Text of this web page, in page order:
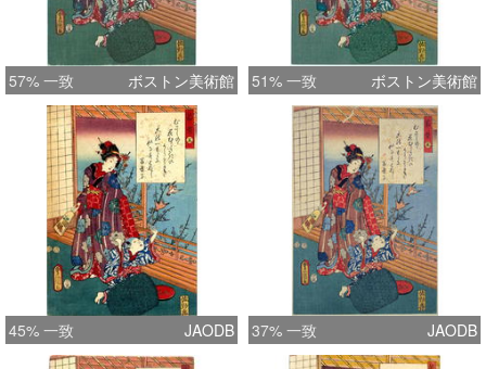
57% 一致 ボストン美術館 51% 一致 ボストン美術館
45% 一致 JAODB 37% 一致 JAODB